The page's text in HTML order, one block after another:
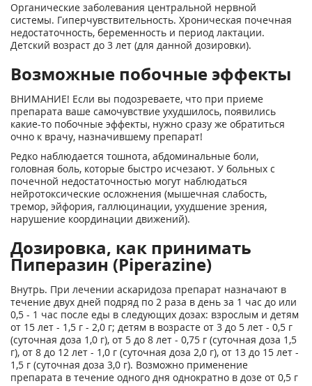
Органические заболевания центральной нервной
системы. Гиперчувствительность. Хроническая почечная
недостаточность, беременность и период лактации.
Детский возраст до 3 лет (для данной дозировки).
Возможные побочные эффекты
ВНИМАНИЕ! Если вы подозреваете, что при приеме
препарата ваше самочувствие ухудшилось, появились
какие-то побочные эффекты, нужно сразу же обратиться
очно к врачу, назначившему препарат!
Редко наблюдается тошнота, абдоминальные боли,
головная боль, которые быстро исчезают. У больных с
почечной недостаточностью могут наблюдаться
нейротоксические осложнения (мышечная слабость,
тремор, эйфория, галлюцинации, ухудшение зрения,
нарушение координации движений).
Дозировка, как принимать
Пиперазин (Piperazine)
Внутрь. При лечении аскаридоза препарат назначают в
течение двух дней подряд по 2 раза в день за 1 час до или
0,5 - 1 час после еды в следующих дозах: взрослым и детям
от 15 лет - 1,5 г - 2,0 г; детям в возрасте от 3 до 5 лет - 0,5 г
(суточная доза 1,0 г), от 5 до 8 лет - 0,75 г (суточная доза 1,5
г), от 8 до 12 лет - 1,0 г (суточная доза 2,0 г), от 13 до 15 лет -
1,5 г (суточная доза 3,0 г). Возможно применение
препарата в течение одного дня однократно в дозе от 0,5 г